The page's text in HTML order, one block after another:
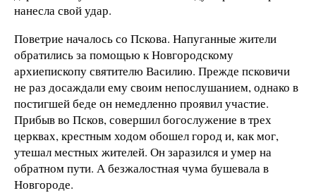
нанесла свой удар.
Поветрие началось со Пскова. Напуганные жители
обратились за помощью к Новгородскому
архиепископу святителю Василию. Прежде псковичи
не раз досаждали ему своим непослушанием, однако в
постигшей беде он немедленно проявил участие.
Прибыв во Псков, совершил богослужение в трех
церквах, крестным ходом обошел город и, как мог,
утешал местных жителей. Он заразился и умер на
обратном пути. А безжалостная чума бушевала в
Новгороде.